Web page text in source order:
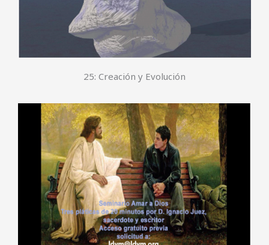
25: Creación y Evolución